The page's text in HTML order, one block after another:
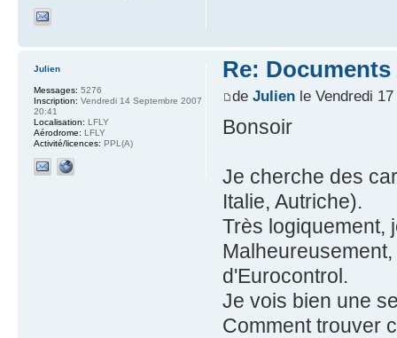
Re:
de Julienle Vendredi 17
Bonsoir
Je cherche des
Italie, Autriche).
Très logiquement,
d'Eurocontrol.
Je vois bien une
Comment trouver
Julien
Messages: 5276
Inscription: Vendredi 14 Septembre 2007
20:41
Localisation: LFLY
Aérodrome: LFLY
Activité/licences: PPL(A)